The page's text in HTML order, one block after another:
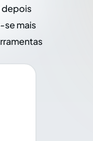
depois
mais